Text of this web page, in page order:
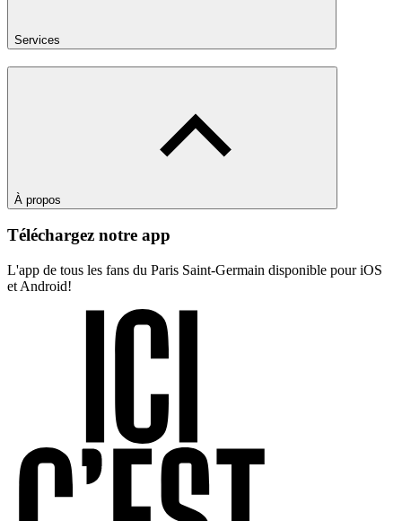
Services
À propos
Téléchargez notre app
L'app de tous les fans du Paris Saint-Germain disponible pour iOS
et Android!